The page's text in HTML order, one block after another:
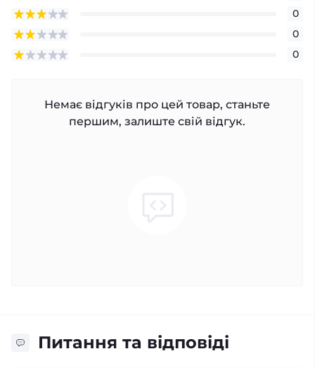
0
0
0
Немає відгуків про цей товар, станьте
першим, залиште свій відгук.
Питання та відповіді